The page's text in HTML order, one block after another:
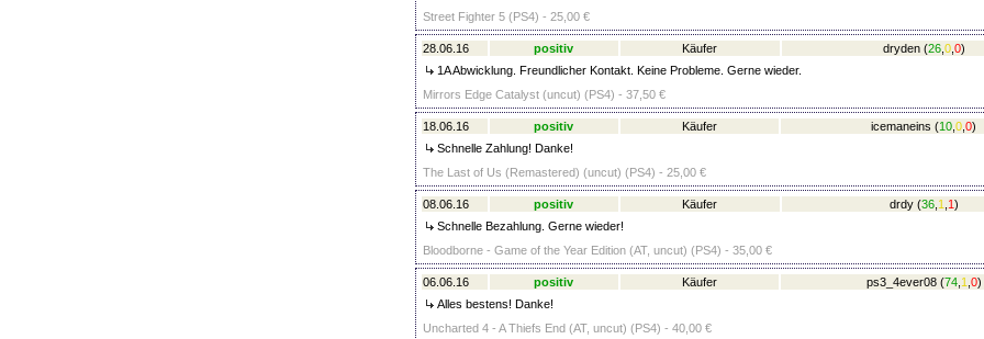
Street Fighter 5 (PS4) - 25,00 €
28.06.16 positiv Käufer dryden (26 0 0)
1A Abwicklung. Freundlicher Kontakt. Keine Probleme. Gerne wieder.
Mirrors Edge Catalyst (uncut) (PS4) - 37,50 €
18.06.16 positiv Käufer icemaneins (10 0 0)
Schnelle Zahlung! Danke!
The Last of Us (Remastered) (uncut) (PS4) - 25,00 €
08.06.16 positiv Käufer drdy (36 1 1)
Schnelle Bezahlung. Gerne wieder!
Bloodborne - Game of the Year Edition (AT, uncut) (PS4) - 35,00 €
06.06.16 positiv Käufer ps3_4ever08 (74, 1 0)
Alles bestens! Danke!
Uncharted 4 - A Thiefs End (AT, uncut) (PS4) - 40,00 €